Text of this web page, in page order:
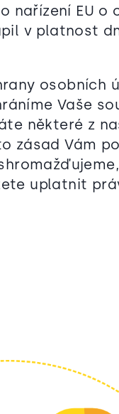
nařízení EU o
v platnost
osobních
Vaše
některé z
zásad Vám
uplatnit